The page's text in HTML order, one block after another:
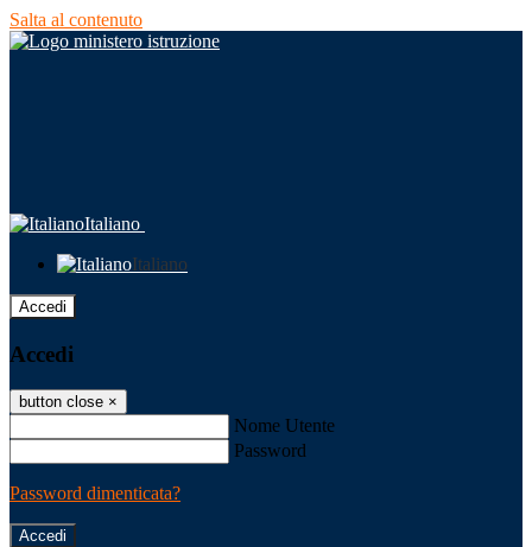
Salta al contenuto
Italiano
Italiano
Accedi
Accedi
button close ×
Nome Utente
Password
Password dimenticata?